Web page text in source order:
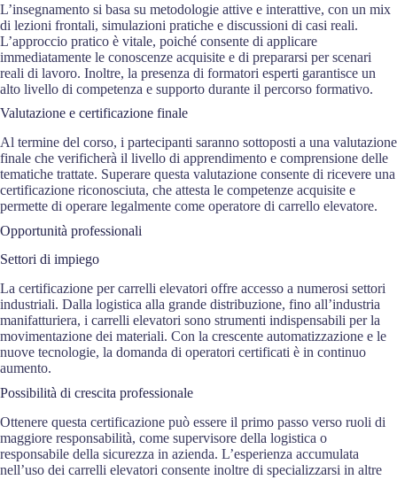
L’insegnamento si basa su metodologie attive e interattive, con un mix
di lezioni frontali, simulazioni pratiche e discussioni di casi reali.
L’approccio pratico è vitale, poiché consente di applicare
immediatamente le conoscenze acquisite e di prepararsi per scenari
reali di lavoro. Inoltre, la presenza di formatori esperti garantisce un
alto livello di competenza e supporto durante il percorso formativo.
Valutazione e certificazione finale
Al termine del corso, i partecipanti saranno sottoposti a una valutazione
finale che verificherà il livello di apprendimento e comprensione delle
tematiche trattate. Superare questa valutazione consente di ricevere una
certificazione riconosciuta, che attesta le competenze acquisite e
permette di operare legalmente come operatore di carrello elevatore.
Opportunità professionali
Settori di impiego
La certificazione per carrelli elevatori offre accesso a numerosi settori
industriali. Dalla logistica alla grande distribuzione, fino all’industria
manifatturiera, i carrelli elevatori sono strumenti indispensabili per la
movimentazione dei materiali. Con la crescente automatizzazione e le
nuove tecnologie, la domanda di operatori certificati è in continuo
aumento.
Possibilità di crescita professionale
Ottenere questa certificazione può essere il primo passo verso ruoli di
maggiore responsabilità, come supervisore della logistica o
responsabile della sicurezza in azienda. L’esperienza accumulata
nell’uso dei carrelli elevatori consente inoltre di specializzarsi in altre